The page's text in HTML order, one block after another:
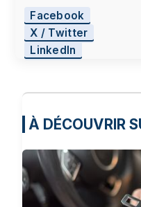
Facebook
X / Twitter
LinkedIn
À DÉCOUVRIR